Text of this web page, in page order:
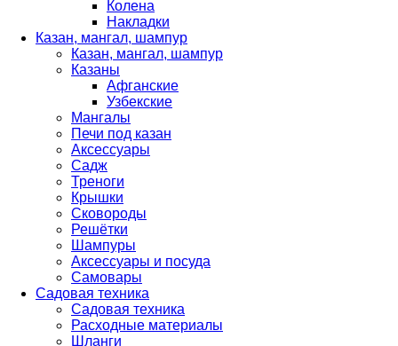
Колена
Накладки
Казан, мангал, шампур
Казан, мангал, шампур
Казаны
Афганские
Узбекские
Мангалы
Печи под казан
Аксессуары
Садж
Треноги
Крышки
Сковороды
Решётки
Шампуры
Аксессуары и посуда
Самовары
Садовая техника
Садовая техника
Расходные материалы
Шланги